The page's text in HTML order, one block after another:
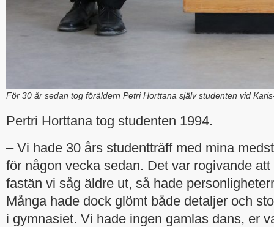
För 30 år sedan tog föräldern Petri Horttana själv studenten vid
Pertri Horttana tog studenten 1994.
– Vi hade 30 års studentträff med mina
för någon vecka sedan. Det var rogivande
fastän vi såg äldre ut, så hade
Många hade dock glömt både detaljer och
i gymnasiet. Vi hade ingen gamlas dans, er